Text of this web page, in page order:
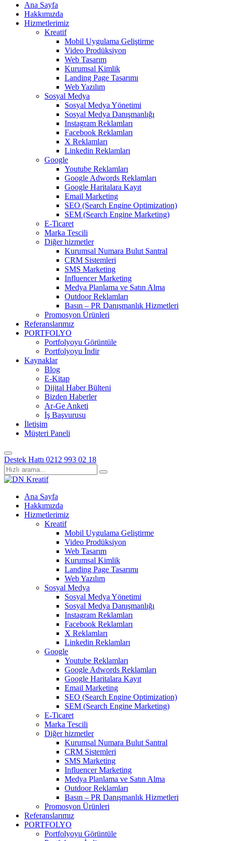
Ana Sayfa
Hakkımızda
Hizmetlerimiz
Kreatif
Mobil Uygulama Geliştirme
Video Prodüksiyon
Web Tasarım
Kurumsal Kimlik
Landing Page Tasarımı
Web Yazılım
Sosyal Medya
Sosyal Medya Yönetimi
Sosyal Medya Danışmanlığı
Instagram Reklamları
Facebook Reklamları
X Reklamları
Linkedin Reklamları
Google
Youtube Reklamları
Google Adwords Reklamları
Google Haritalara Kayıt
Email Marketing
SEO (Search Engine Optimization)
SEM (Search Engine Marketing)
E-Ticaret
Marka Tescili
Diğer hizmetler
Kurumsal Numara Bulut Santral
CRM Sistemleri
SMS Marketing
Influencer Marketing
Medya Planlama ve Satın Alma
Outdoor Reklamları
Basın – PR Danışmanlık Hizmetleri
Promosyon Ürünleri
Referanslarımız
PORTFOLYO
Portfolyoyu Görüntüle
Portfolyoyu İndir
Kaynaklar
Blog
E-Kitap
Dijital Haber Bülteni
Bizden Haberler
Ar-Ge Anketi
İş Başvurusu
İletişim
Müşteri Paneli
Destek Hattı 0212 993 02 18
Ana Sayfa
Hakkımızda
Hizmetlerimiz
Kreatif
Mobil Uygulama Geliştirme
Video Prodüksiyon
Web Tasarım
Kurumsal Kimlik
Landing Page Tasarımı
Web Yazılım
Sosyal Medya
Sosyal Medya Yönetimi
Sosyal Medya Danışmanlığı
Instagram Reklamları
Facebook Reklamları
X Reklamları
Linkedin Reklamları
Google
Youtube Reklamları
Google Adwords Reklamları
Google Haritalara Kayıt
Email Marketing
SEO (Search Engine Optimization)
SEM (Search Engine Marketing)
E-Ticaret
Marka Tescili
Diğer hizmetler
Kurumsal Numara Bulut Santral
CRM Sistemleri
SMS Marketing
Influencer Marketing
Medya Planlama ve Satın Alma
Outdoor Reklamları
Basın – PR Danışmanlık Hizmetleri
Promosyon Ürünleri
Referanslarımız
PORTFOLYO
Portfolyoyu Görüntüle